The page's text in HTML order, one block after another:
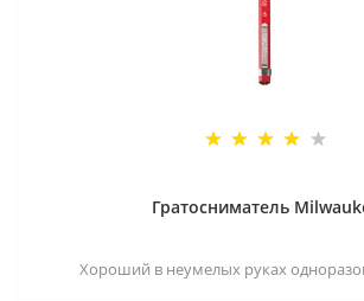
Гратосниматель
Хороший в неумелых руках